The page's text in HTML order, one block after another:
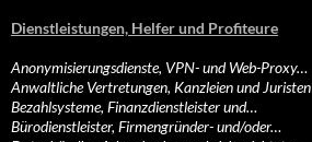
Dienstleistungen, Helfer und Profiteure
Anonymisierungsdienste, VPN- und Web-Proxy…
Anwaltliche Vertretungen, Kanzleien und Juristen
Bezahlsysteme, Finanzdienstleister und…
Bürodienstleister, Firmengründer- und/oder…